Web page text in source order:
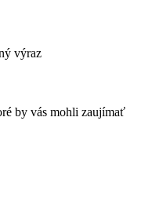
výraz
by vás mohli zaujímať